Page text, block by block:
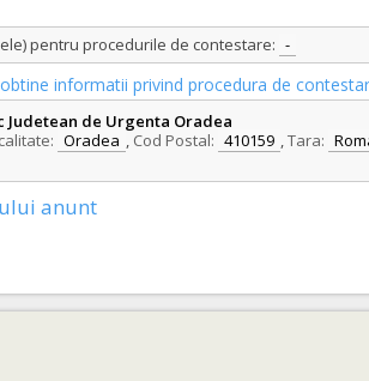
pentru procedurile de contestare: -
informatii privind procedura de
de Urgenta Oradea
Oradea , Cod Postal: 410159 ,Tara:
anunt